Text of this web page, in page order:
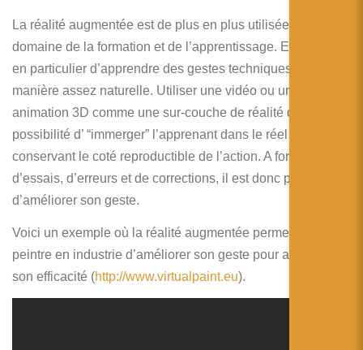
La réalité augmentée est de plus en plus utilisée dans le
domaine de la formation et de l’apprentissage. Elle permet
en particulier d’apprendre des gestes techniques de
manière assez naturelle. Utiliser une vidéo ou une
animation 3D comme une sur-couche de réalité donne la
possibilité d’ “immerger” l’apprenant dans le réel tout en
conservant le coté reproductible de l’action. A force
d’essais, d’erreurs et de corrections, il est donc possible
d’améliorer son geste.
Voici un exemple où la réalité augmentée permet au
peintre en industrie d’améliorer son geste pour augmenter
son efficacité (http://www.virtualpaint.eu).